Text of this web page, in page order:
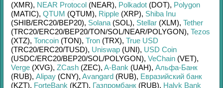
(XMR), NEAR Protocol (NEAR), Polkadot (DOT), Polygon
(MATIC), QTUM (QTUM), Ripple (XRP), Shiba Inu
(SHIB/ERC20/BEP20), Solana (SOL), Stellar (XLM), Tether
(TRC20/ERC20/BEP20/TON/SOL/NEAR/POLYGON), Tezos
(XTZ), Toncoin (TON), Tron (TRX), True USD
(TRC20/ERC20/TUSD), Uniswap (UNI), USD Coin
(USDC/ERC20/BEP20/SOL/POLYGON), VeChain (VET),
Verge (XVG), ZCash (ZEC), A-Bank (UAH), Альфа-Банк
(RUB), Alipay (CNY), Avangard (RUB), Евразийский банк
(KZT), ForteBank (KZT), Газпромбанк (RUB), Halyk Bank